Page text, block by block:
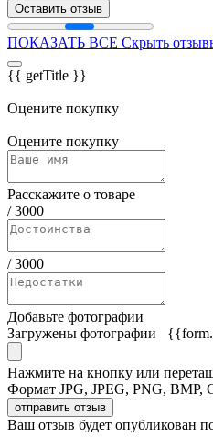
Оставить отзыв
ПОКАЗАТЬ ВСЕ Скрыть
{{ getTitle }}
Оцените покупку
Оцените покупку
Расскажите о товаре
/3000
/3000
Добавьте фотографии
Загружены фотографии
Нажмите на кнопку или
Формат JPG, JPEG, PNG, BMP,
отправить отзыв
Ваш отзыв будет опубликован